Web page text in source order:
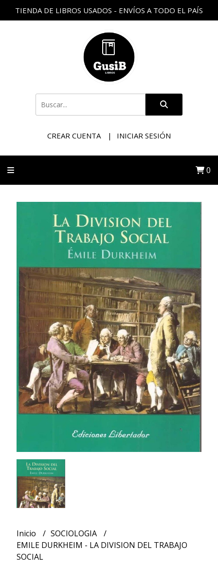
TIENDA DE LIBROS USADOS - ENVÍOS A TODO EL PAÍS
CREAR CUENTA INICIAR SESIÓN
0
Inicio
SOCIOLOGIA
EMILE DURKHEIM - LA DIVISION DEL TRABAJO
SOCIAL